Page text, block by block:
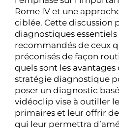
Rome IV et une
ciblée. Cette discussion
diagnostiques
recommandés de ceux
préconisés de façon
quels sont les avantages
stratégie diagnostique
poser un diagnostic
vidéoclip vise à outiller
primaires et leur offrir
qui leur permettra